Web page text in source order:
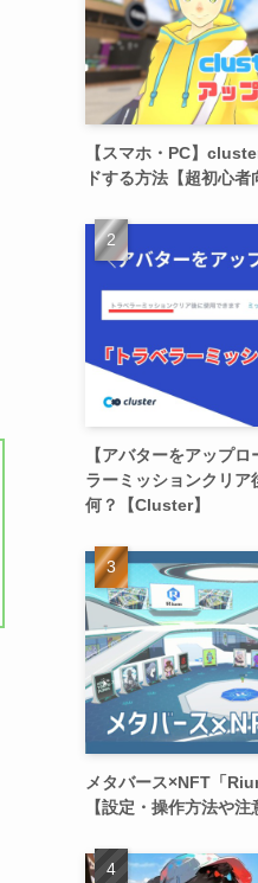
【スマホ・PC】
ドする方法【超初心者
【アバターをアップ
ラーミッションクリア
何？【Cluster】
メタバース×NFT「
【設定・操作方法や注